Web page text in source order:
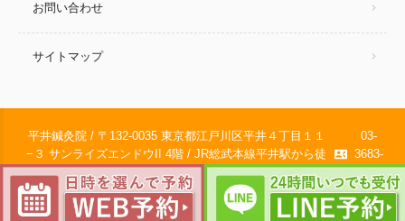
お問い合わせ
サイトマップ
平井鍼灸院 / 〒132-0035 東京都江戸川区平井４丁目１１
−３ サンライズエンドウII 4階 / JR総武本線平井駅から徒
歩1分 /
contact_phone
03-
3683-
7670
© 2011-2025 江戸川区の平井鍼灸院